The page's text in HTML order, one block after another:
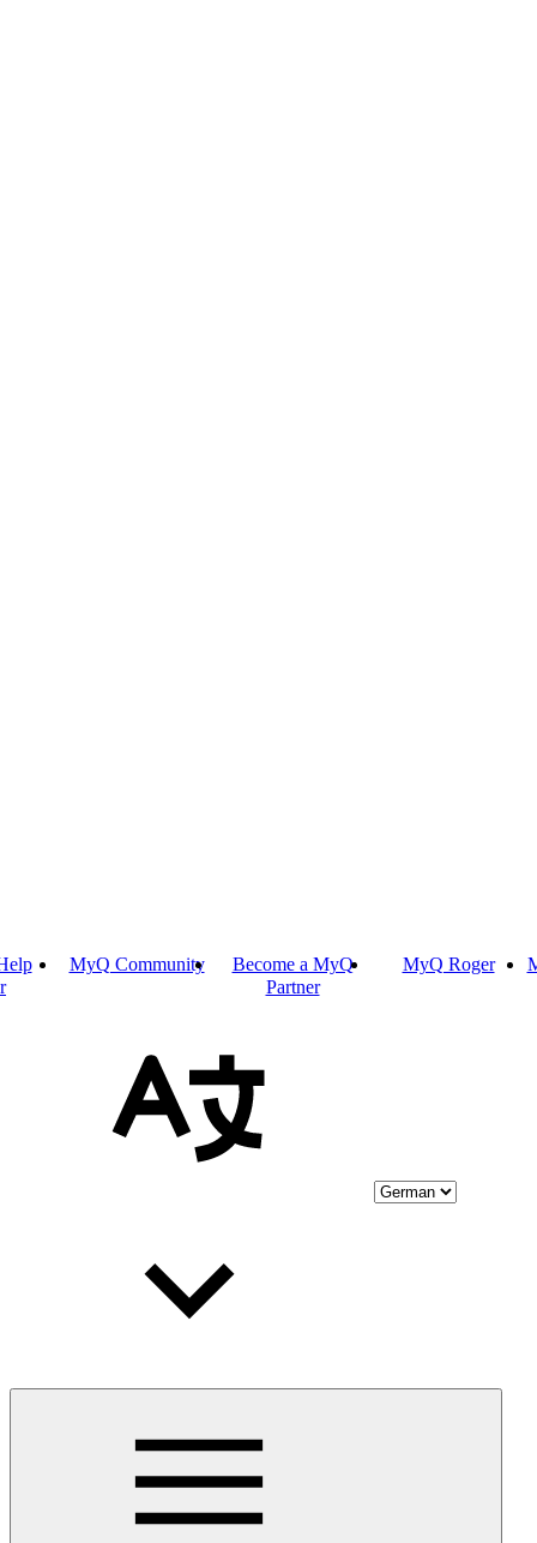
MyQ Community
Become a MyQ
Partner
MyQ Roger